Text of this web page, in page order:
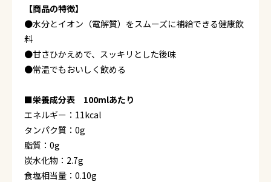
【商品の特徴】
●水分とイオン（電解質）をスムーズに補給できる健康飲
料
●甘さひかえめで、スッキリとした後味
●常温でもおいしく飲める
■栄養成分表 100mlあたり
エネルギー：11kcal
タンパク質：0g
脂質：0g
炭水化物：2.7g
食塩相当量：0.10g